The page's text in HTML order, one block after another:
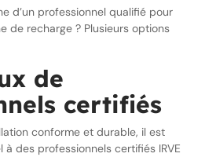
d’un professionnel qualifié pour
de recharge ? Plusieurs options
de
certifiés
conforme et durable, il est
des professionnels certifiés IRVE